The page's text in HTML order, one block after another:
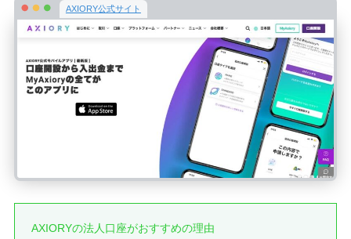
AXIORY公式サイト
AXIORYの法人口座がおすすめの理由